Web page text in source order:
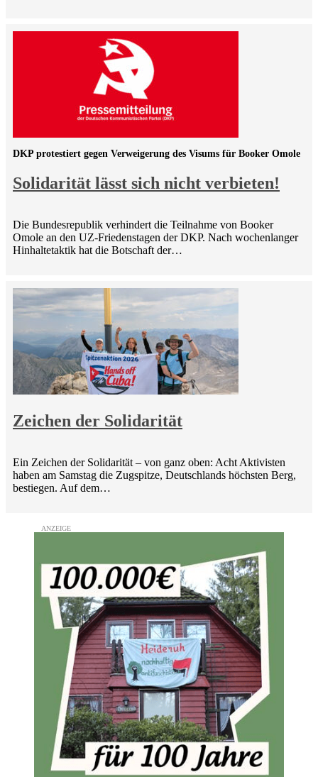
Solidarität lässt sich nicht verbieten!
DKP protestiert gegen Verweigerung des Visums für Booker Omole
Die Bundesrepublik verhindert die Teilnahme von Booker
Omole an den UZ-Friedenstagen der DKP. Nach wochenlanger
Hinhaltetaktik hat die Botschaft der…
Zeichen der Solidarität
Ein Zeichen der Solidarität – von ganz oben: Acht Aktivisten
haben am Samstag die Zugspitze, Deutschlands höchsten Berg,
bestiegen. Auf dem…